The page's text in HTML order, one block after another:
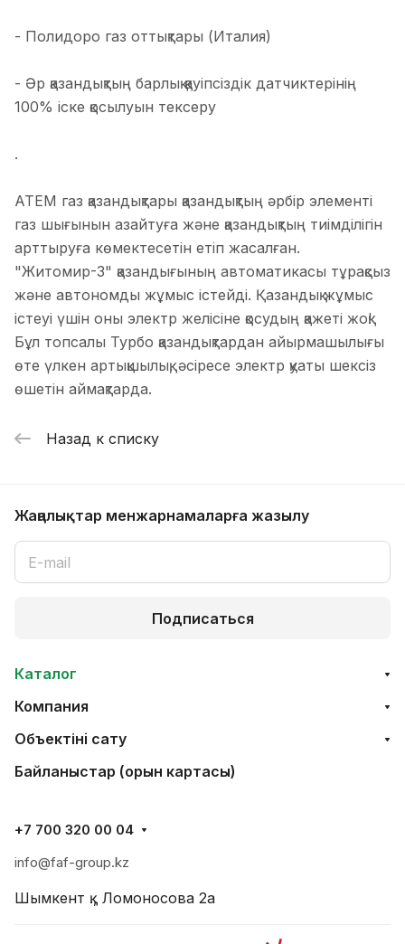
- Полидоро газ оттықтары (Италия)
- Әр қазандықтың барлық қауіпсіздік датчиктерінің
100% іске қосылуын тексеру
.
АТЕМ газ қазандықтары қазандықтың әрбір элементі
газ шығынын азайтуға және қазандықтың тиімділігін
арттыруға көмектесетін етіп жасалған.
"Житомир-3" қазандығының автоматикасы тұрақсыз
және автономды жұмыс істейді. Қазандық жұмыс
істеуі үшін оны электр желісіне қосудың қажеті жоқ!
Бұл топсалы Турбо қазандықтардан айырмашылығы
өте үлкен артықшылық, әсіресе электр қуаты шексіз
өшетін аймақтарда.
Назад к списку
Жаңалықтар менжарнамаларға жазылу
Подписаться
Каталог
Компания
Объектінi сату
Байланыстар (орын картасы)
+7 700 320 00 04
info@faf-group.kz
Шымкент қ., Ломоносова 2а